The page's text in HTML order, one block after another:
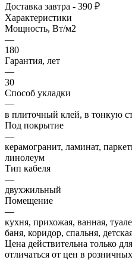
Доставка завтра - 390 ₽
Характеристики
Мощность, Вт/м2
—
180
Гарантия, лет
—
30
Способ укладки
—
в плиточный клей, в тонкую
Под покрытие
—
керамогранит, ламинат,
линолеум
Тип кабеля
—
двухжильный
Помещение
—
кухня, прихожая, ванная,
баня, коридор, спальня,
Цена действительна только
отличаться от цен в